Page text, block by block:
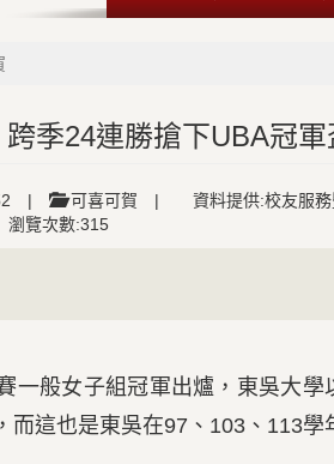
季24連勝搶下UBA冠軍
| 可喜可賀 | 資料提供:校友服
瀏覽次數:315
般女子組冠軍出爐，東吳大學
而這也是東吳在97、103、113學